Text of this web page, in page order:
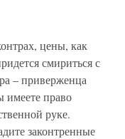
цены, как
смириться с
– приверженца
имеете право
руке.
законтренные